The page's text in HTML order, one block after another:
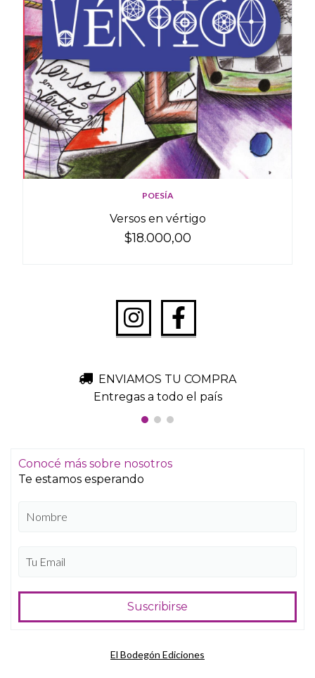
POESÍA
Versos en vértigo
$18.000,00
ENVIAMOS TU COMPRA
Entregas a todo el país
Conocé más sobre nosotros
Te estamos esperando
El Bodegón Ediciones